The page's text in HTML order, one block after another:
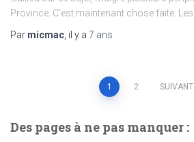
Province. C’est maintenant chose faite. Les
Par micmac , il y a 7 ans
Pagination
des
1 2 SUIVANT
Des pages à ne pas manquer :